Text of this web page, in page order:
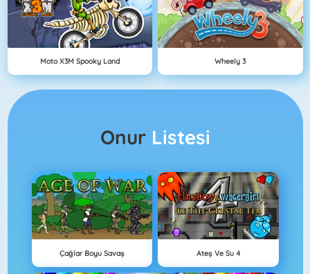
Moto X3M Spooky Land Wheely 3
Onur Listesi
Çağlar Boyu Savaş Ateş Ve Su 4